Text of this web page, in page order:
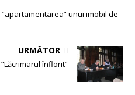
unui imobil de
URMĂTOR
înflorit”